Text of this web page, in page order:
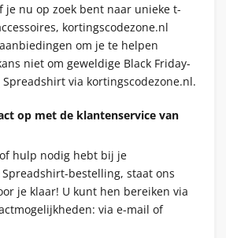
je nu op zoek bent naar unieke t-
kortingscodezone.nl
om je te helpen
niet om geweldige Black Friday-
via kortingscodezone.nl.
op met de klantenservice van
hulp nodig hebt bij je
bestelling, staat ons
je klaar! U kunt hen bereiken via
via e-mail of